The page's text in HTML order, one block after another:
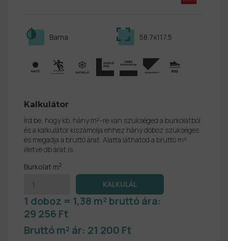
58.7x117.5
Barna
Kalkulátor
Írd be, hogy kb. hány m²-re van szükséged a burkolatból
és a kalkulátor kiszámolja ehhez hány doboz szükséges
és megadja a bruttó árat. Alatta láthatod a bruttó m²
illetve db árat is.
Burkolat m2
1 doboz = 1,38 m² bruttó ára:
29 256 Ft
Bruttó m² ár: 21 200 Ft